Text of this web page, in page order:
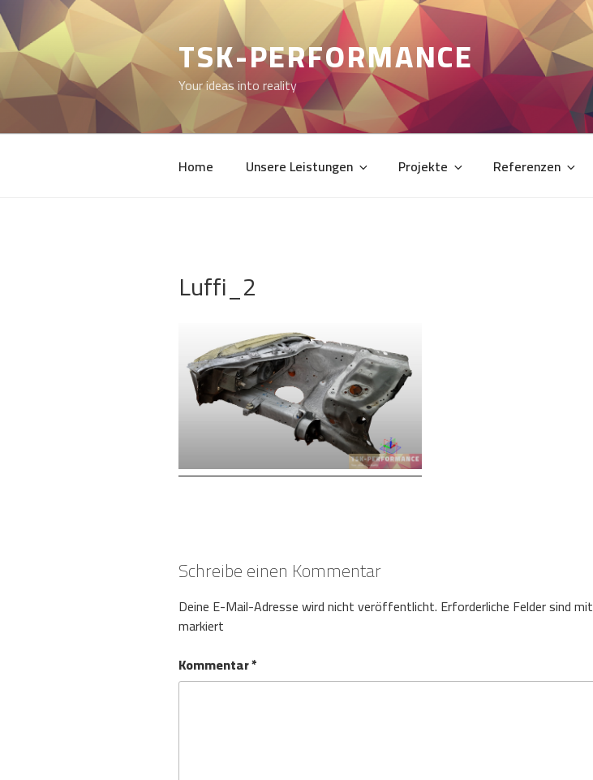
Zum
Inhalt
springen
TSK-PERFORMANCE
Your ideas into reality
Home Unsere Leistungen Projekte Referenzen
Luffi_2
Schreibe einen Kommentar
Deine E-Mail-Adresse wird nicht veröffentlicht. Erforderliche Felder sind mit
markiert
Kommentar*